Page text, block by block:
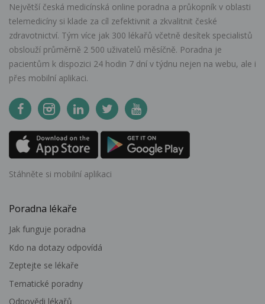
Největší česká medicínská online poradna a průkopník v oblasti
telemedicíny si klade za cíl zefektivnit a zkvalitnit české
zdravotnictví. Tým více jak 300 lékařů včetně desítek specialistů
obslouží průměrně 2 500 uživatelů měsíčně. Poradna je
pacientům k dispozici 24 hodin 7 dní v týdnu nejen na webu, ale i
přes mobilní aplikaci.
Stáhněte si mobilní aplikaci
Poradna lékaře
Jak funguje poradna
Kdo na dotazy odpovídá
Zeptejte se lékaře
Tematické poradny
Odpovědi lékařů